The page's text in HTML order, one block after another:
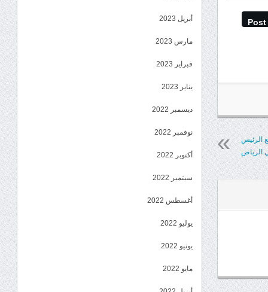
Post
الرئيس
الرياض
أبريل 2023
مارس 2023
فبراير 2023
يناير 2023
ديسمبر 2022
نوفمبر 2022
أكتوبر 2022
سبتمبر 2022
أغسطس 2022
يوليو 2022
يونيو 2022
مايو 2022